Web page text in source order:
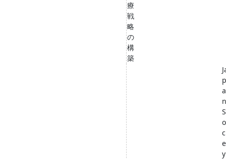
療
戦
略
の
構
築
p
a
n
S
o
y